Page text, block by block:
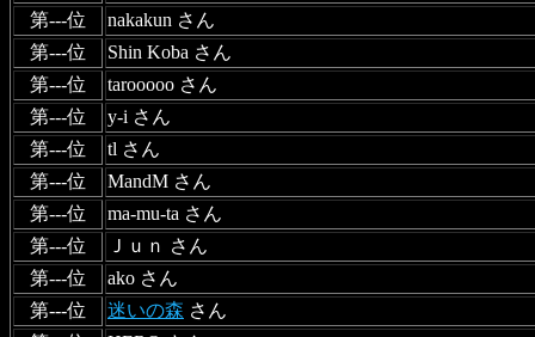
第---位
nakakun さん
第---位
Shin Koba さん
第---位
tarooooo さん
第---位
y-i さん
第---位
tl さん
第---位
MandM さん
第---位
ma-mu-ta さん
第---位
Ｊｕｎ さん
第---位
ako さん
第---位
迷いの森 さん